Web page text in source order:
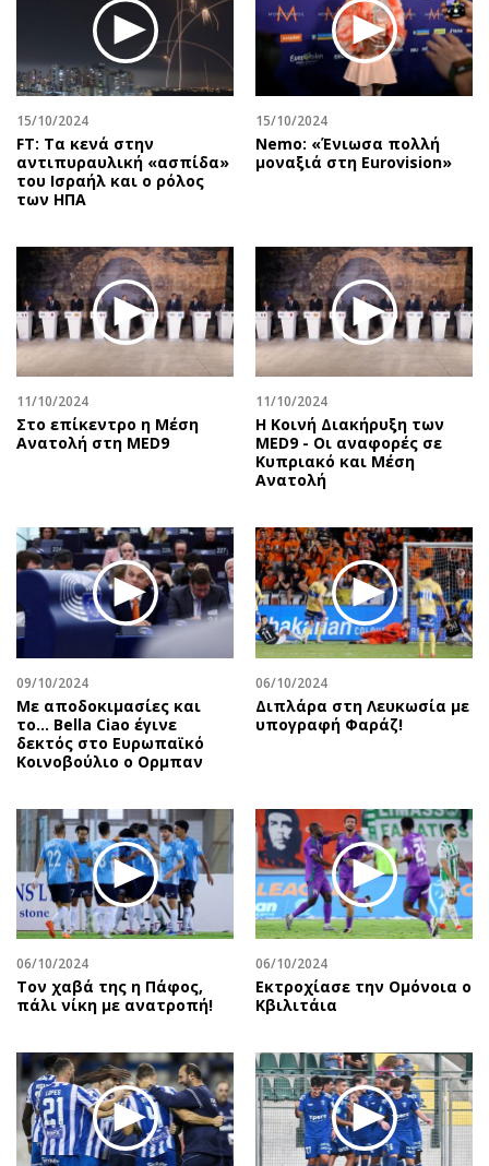
15/10/2024
FT: Tα κενά στην
αντιπυραυλική «ασπίδα»
του Ισραήλ και ο ρόλος
των ΗΠΑ
15/10/2024
Nemo: «Ένιωσα πολλή
μοναξιά στη Eurovision»
11/10/2024
Στο επίκεντρο η Μέση
Ανατολή στη MED9
11/10/2024
Η Κοινή Διακήρυξη των
MED9 - Οι αναφορές σε
Κυπριακό και Μέση
Ανατολή
09/10/2024
Με αποδοκιμασίες και
το… Bella Ciao έγινε
δεκτός στο Ευρωπαϊκό
Κοινοβούλιο ο Ορμπαν
06/10/2024
Διπλάρα στη Λευκωσία με
υπογραφή Φαράζ!
06/10/2024
Τον χαβά της η Πάφος,
πάλι νίκη με ανατροπή!
06/10/2024
Εκτροχίασε την Ομόνοια ο
Κβιλιτάια